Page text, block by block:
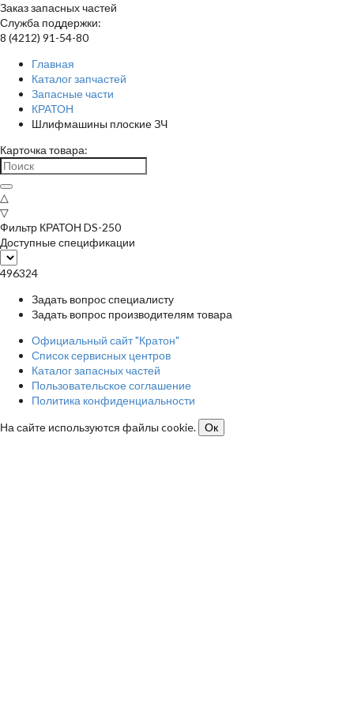
Заказ запасных частей
Служба поддержки:
8 (4212) 91-54-80
Главная
Каталог запчастей
Запасные части
КРАТОН
Шлифмашины плоские ЗЧ
Карточка товара:
△
▽
Фильтр КРАТОН DS-250
Доступные спецификации
496324
Задать вопрос специалисту
Задать вопрос производителям товара
Официальный сайт "Кратон"
Список сервисных центров
Каталог запасных частей
Пользовательское соглашение
Политика конфиденциальности
На сайте используются файлы cookie.
Ок